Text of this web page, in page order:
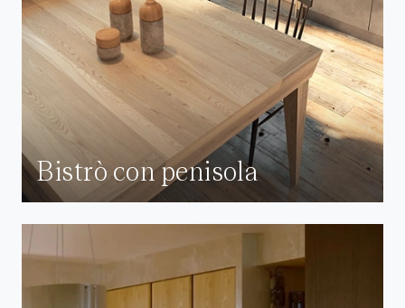
Bistrò con penisola